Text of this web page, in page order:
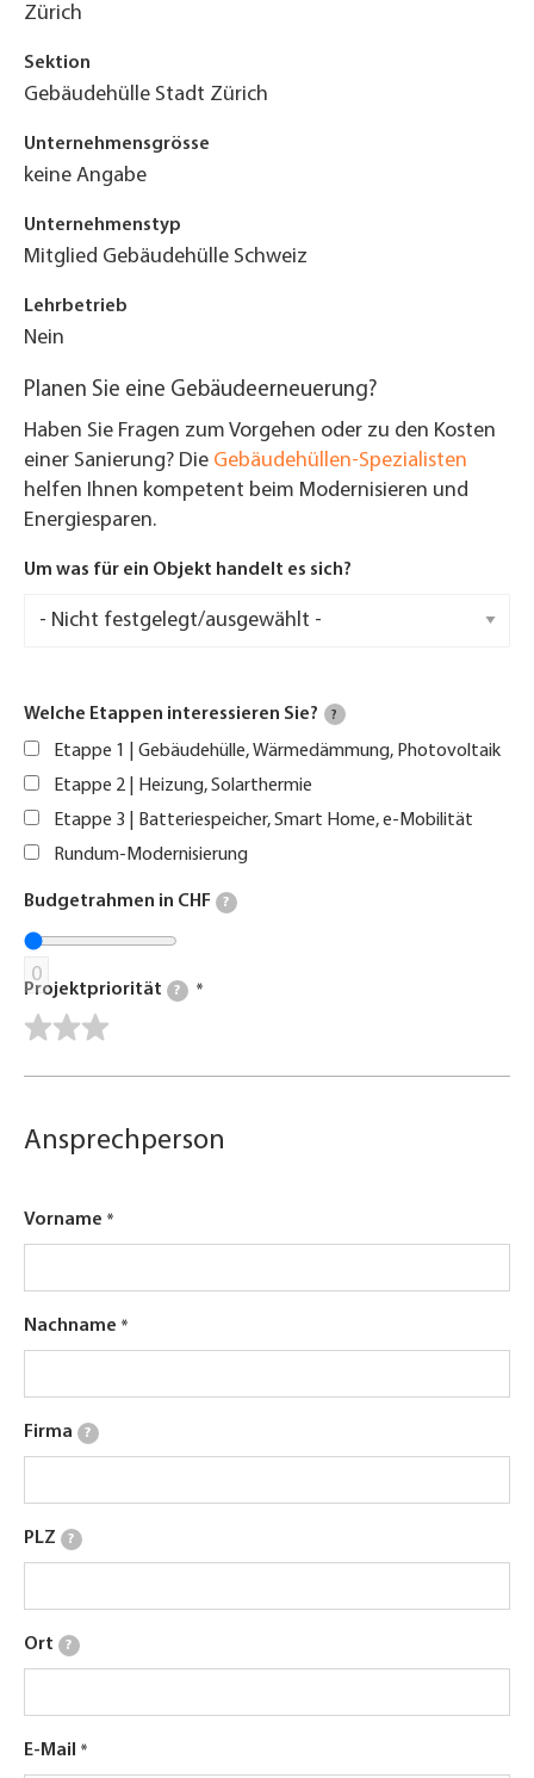
Zürich
Sektion
Gebäudehülle Stadt Zürich
Unternehmensgrösse
keine Angabe
Unternehmenstyp
Mitglied Gebäudehülle Schweiz
Lehrbetrieb
Nein
Planen Sie eine Gebäudeerneuerung?
Haben Sie Fragen zum Vorgehen oder zu den Kosten
einer Sanierung? Die Gebäudehüllen-Spezialisten
helfen Ihnen kompetent beim Modernisieren und
Energiesparen.
Um was für ein Objekt handelt es sich?
Welche Etappen interessieren Sie? ?
Etappe 1 | Gebäudehülle, Wärmedämmung, Photovoltaik
Etappe 2 | Heizung, Solarthermie
Etappe 3 | Batteriespeicher, Smart Home, e-Mobilität
Rundum-Modernisierung
Budgetrahmen in CHF ?
0
Projektpriorität ?
Ansprechperson
Vorname
Nachname
Firma ?
PLZ ?
Ort ?
E-Mail